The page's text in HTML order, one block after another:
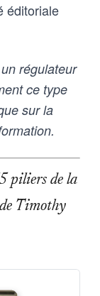
éditoriale
régulateur
ce type
sur la
piliers de la
Timothy